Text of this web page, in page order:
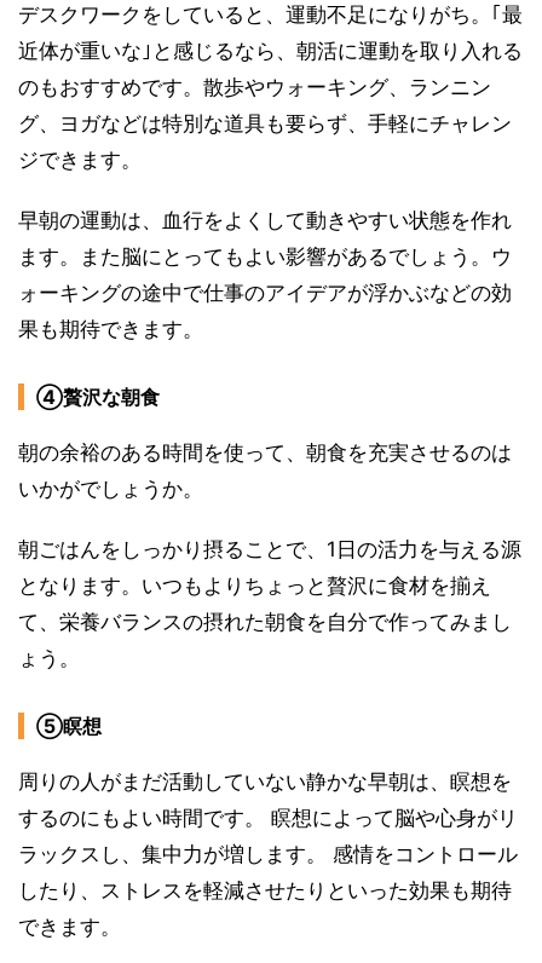
デスクワークをしていると、運動不足になりがち。｢最
近体が重いな｣と感じるなら、朝活に運動を取り入れる
のもおすすめです。散歩やウォーキング、ランニン
グ、ヨガなどは特別な道具も要らず、手軽にチャレン
ジできます。
早朝の運動は、血行をよくして動きやすい状態を作れ
ます。また脳にとってもよい影響があるでしょう。ウ
ォーキングの途中で仕事のアイデアが浮かぶなどの効
果も期待できます。
④贅沢な朝食
朝の余裕のある時間を使って、朝食を充実させるのは
いかがでしょうか。
朝ごはんをしっかり摂ることで、1日の活力を与える源
となります。いつもよりちょっと贅沢に食材を揃え
て、栄養バランスの摂れた朝食を自分で作ってみまし
ょう。
⑤瞑想
周りの人がまだ活動していない静かな早朝は、瞑想を
するのにもよい時間です。 瞑想によって脳や心身がリ
ラックスし、集中力が増します。 感情をコントロール
したり、ストレスを軽減させたりといった効果も期待
できます。